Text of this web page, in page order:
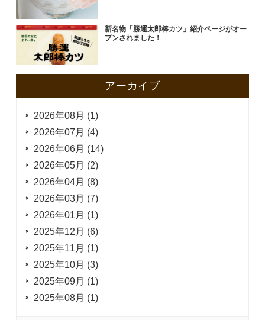
新名物「勝運太郎棒カツ」紹介ページがオー
プンされました！
アーカイブ
2026年08月 (1)
2026年07月 (4)
2026年06月 (14)
2026年05月 (2)
2026年04月 (8)
2026年03月 (7)
2026年01月 (1)
2025年12月 (6)
2025年11月 (1)
2025年10月 (3)
2025年09月 (1)
2025年08月 (1)